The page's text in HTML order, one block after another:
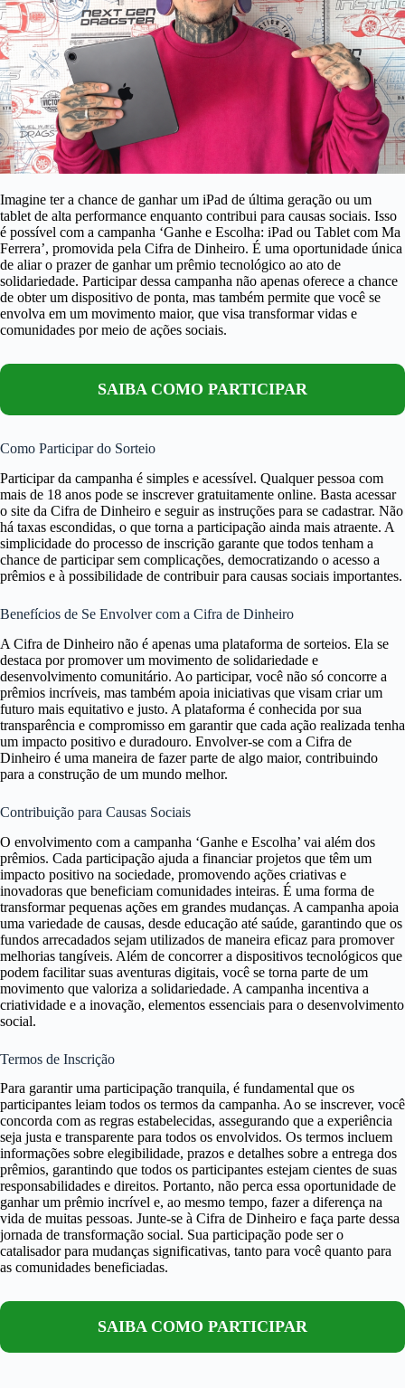
Imagine ter a chance de ganhar um iPad de última geração ou um
tablet de alta performance enquanto contribui para causas sociais. Isso
é possível com a campanha ‘Ganhe e Escolha: iPad ou Tablet com Ma
Ferrera’, promovida pela Cifra de Dinheiro. É uma oportunidade única
de aliar o prazer de ganhar um prêmio tecnológico ao ato de
solidariedade. Participar dessa campanha não apenas oferece a chance
de obter um dispositivo de ponta, mas também permite que você se
envolva em um movimento maior, que visa transformar vidas e
comunidades por meio de ações sociais.
SAIBA COMO PARTICIPAR
Como Participar do Sorteio
Participar da campanha é simples e acessível. Qualquer pessoa com
mais de 18 anos pode se inscrever gratuitamente online. Basta acessar
o site da Cifra de Dinheiro e seguir as instruções para se cadastrar. Não
há taxas escondidas, o que torna a participação ainda mais atraente. A
simplicidade do processo de inscrição garante que todos tenham a
chance de participar sem complicações, democratizando o acesso a
prêmios e à possibilidade de contribuir para causas sociais importantes.
Benefícios de Se Envolver com a Cifra de Dinheiro
A Cifra de Dinheiro não é apenas uma plataforma de sorteios. Ela se
destaca por promover um movimento de solidariedade e
desenvolvimento comunitário. Ao participar, você não só concorre a
prêmios incríveis, mas também apoia iniciativas que visam criar um
futuro mais equitativo e justo. A plataforma é conhecida por sua
transparência e compromisso em garantir que cada ação realizada tenha
um impacto positivo e duradouro. Envolver-se com a Cifra de
Dinheiro é uma maneira de fazer parte de algo maior, contribuindo
para a construção de um mundo melhor.
Contribuição para Causas Sociais
O envolvimento com a campanha ‘Ganhe e Escolha’ vai além dos
prêmios. Cada participação ajuda a financiar projetos que têm um
impacto positivo na sociedade, promovendo ações criativas e
inovadoras que beneficiam comunidades inteiras. É uma forma de
transformar pequenas ações em grandes mudanças. A campanha apoia
uma variedade de causas, desde educação até saúde, garantindo que os
fundos arrecadados sejam utilizados de maneira eficaz para promover
melhorias tangíveis. Além de concorrer a dispositivos tecnológicos que
podem facilitar suas aventuras digitais, você se torna parte de um
movimento que valoriza a solidariedade. A campanha incentiva a
criatividade e a inovação, elementos essenciais para o desenvolvimento
social.
Termos de Inscrição
Para garantir uma participação tranquila, é fundamental que os
participantes leiam todos os termos da campanha. Ao se inscrever, você
concorda com as regras estabelecidas, assegurando que a experiência
seja justa e transparente para todos os envolvidos. Os termos incluem
informações sobre elegibilidade, prazos e detalhes sobre a entrega dos
prêmios, garantindo que todos os participantes estejam cientes de suas
responsabilidades e direitos. Portanto, não perca essa oportunidade de
ganhar um prêmio incrível e, ao mesmo tempo, fazer a diferença na
vida de muitas pessoas. Junte-se à Cifra de Dinheiro e faça parte dessa
jornada de transformação social. Sua participação pode ser o
catalisador para mudanças significativas, tanto para você quanto para
as comunidades beneficiadas.
SAIBA COMO PARTICIPAR